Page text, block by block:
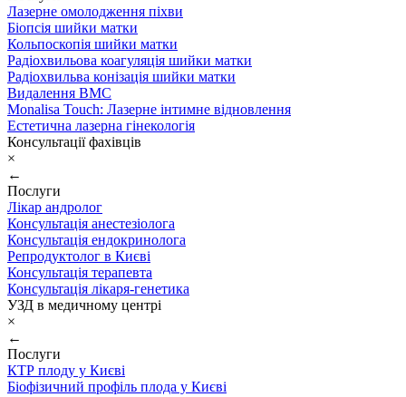
Лазерне омолодження піхви
Біопсія шийки матки
Кольпоскопія шийки матки
Радіохвильова коагуляція шийки матки
Радіохвильва конізація шийки матки
Видалення ВМС
Monalisa Touch: Лазерне інтимне відновлення
Естетична лазерна гінекологія
Консультації фахівців
×
←
Послуги
Лікар андролог
Консультація анестезіолога
Консультація ендокринолога
Репродуктолог в Києві
Консультація терапевта
Консультація лікаря-генетика
УЗД в медичному центрі
×
←
Послуги
КТР плоду у Києві
Біофізичний профіль плода у Києві